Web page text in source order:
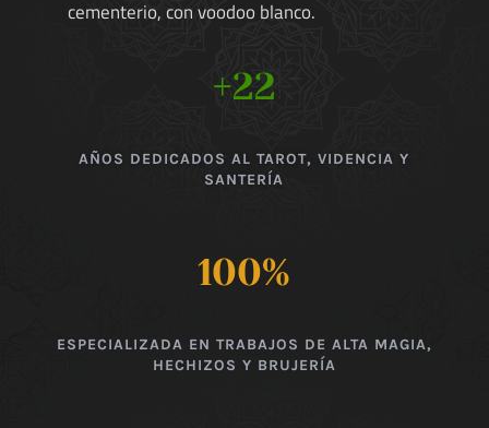
cementerio, con voodoo blanco.
+22
AÑOS DEDICADOS AL TAROT, VIDENCIA Y
SANTERÍA
100%
ESPECIALIZADA EN TRABAJOS DE ALTA MAGIA,
HECHIZOS Y BRUJERÍA